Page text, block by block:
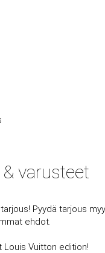
varusteet
Pyydä tarjous
ehdot.
Louis Vuitton edition!